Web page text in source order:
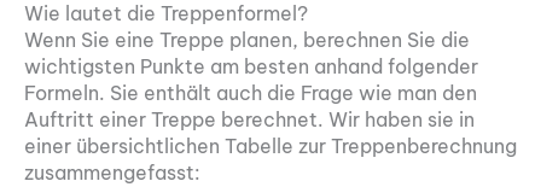
Wie lautet die Treppenformel?
Wenn Sie eine Treppe planen, berechnen Sie die
wichtigsten Punkte am besten anhand folgender
Formeln. Sie enthält auch die Frage wie man den
Auftritt einer Treppe berechnet. Wir haben sie in
einer übersichtlichen Tabelle zur Treppenberechnung
zusammengefasst: